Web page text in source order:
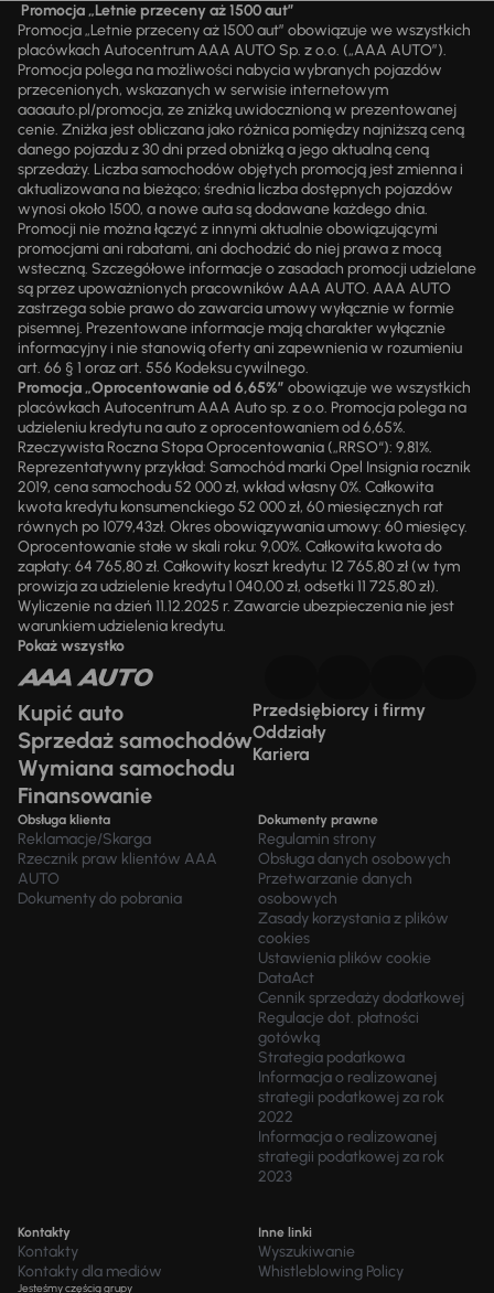
Promocja „Letnie przeceny aż 1500 aut”
Promocja „Letnie przeceny aż 1500 aut” obowiązuje we wszystkich
placówkach Autocentrum AAA AUTO Sp. z o.o. („AAA AUTO”).
Promocja polega na możliwości nabycia wybranych pojazdów
przecenionych, wskazanych w serwisie internetowym
aaaauto.pl/promocja, ze zniżką uwidocznioną w prezentowanej
cenie. Zniżka jest obliczana jako różnica pomiędzy najniższą ceną
danego pojazdu z 30 dni przed obniżką a jego aktualną ceną
sprzedaży. Liczba samochodów objętych promocją jest zmienna i
aktualizowana na bieżąco; średnia liczba dostępnych pojazdów
wynosi około 1500, a nowe auta są dodawane każdego dnia.
Promocji nie można łączyć z innymi aktualnie obowiązującymi
promocjami ani rabatami, ani dochodzić do niej prawa z mocą
wsteczną. Szczegółowe informacje o zasadach promocji udzielane
są przez upoważnionych pracowników AAA AUTO. AAA AUTO
zastrzega sobie prawo do zawarcia umowy wyłącznie w formie
pisemnej. Prezentowane informacje mają charakter wyłącznie
informacyjny i nie stanowią oferty ani zapewnienia w rozumieniu
art. 66 § 1 oraz art. 556 Kodeksu cywilnego.
Promocja „Oprocentowanie od 6,65%” obowiązuje we wszystkich
placówkach Autocentrum AAA Auto sp. z o.o. Promocja polega na
udzieleniu kredytu na auto z oprocentowaniem od 6,65%.
Rzeczywista Roczna Stopa Oprocentowania („RRSO“): 9,81%.
Reprezentatywny przykład: Samochód marki Opel Insignia rocznik
2019, cena samochodu 52 000 zł, wkład własny 0%. Całkowita
kwota kredytu konsumenckiego 52 000 zł, 60 miesięcznych rat
równych po 1079,43zł. Okres obowiązywania umowy: 60 miesięcy.
Oprocentowanie stałe w skali roku: 9,00%. Całkowita kwota do
zapłaty: 64 765,80 zł. Całkowity koszt kredytu: 12 765,80 zł (w tym
prowizja za udzielenie kredytu 1 040,00 zł, odsetki 11 725,80 zł).
Wyliczenie na dzień 11.12.2025 r. Zawarcie ubezpieczenia nie jest
warunkiem udzielenia kredytu.
Pokaż wszystko
Kupić auto
Sprzedaż samochodów
Wymiana samochodu
Finansowanie
Przedsiębiorcy i firmy
Oddziały
Kariera
Obsługa klienta
Reklamacje/Skarga
Rzecznik praw klientów AAA
AUTO
Dokumenty do pobrania
Dokumenty prawne
Regulamin strony
Obsługa danych osobowych
Przetwarzanie danych
osobowych
Zasady korzystania z plików
cookies
Ustawienia plików cookie
DataAct
Cennik sprzedaży dodatkowej
Regulacje dot. płatności
gotówką
Strategia podatkowa
Informacja o realizowanej
strategii podatkowej za rok
2022
Informacja o realizowanej
strategii podatkowej za rok
2023
Kontakty
Kontakty
Kontakty dla mediów
Inne linki
Wyszukiwanie
Whistleblowing Policy
Jesteśmy częścią grupy